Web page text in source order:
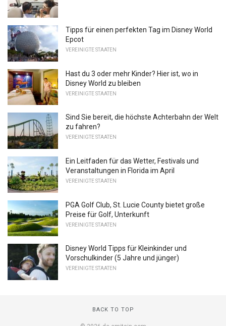
Tipps für einen perfekten Tag im Disney World
Epcot
VEREINIGTE STAATEN
Hast du 3 oder mehr Kinder? Hier ist, wo in
Disney World zu bleiben
VEREINIGTE STAATEN
Sind Sie bereit, die höchste Achterbahn der Welt
zu fahren?
VEREINIGTE STAATEN
Ein Leitfaden für das Wetter, Festivals und
Veranstaltungen in Florida im April
VEREINIGTE STAATEN
PGA Golf Club, St. Lucie County bietet große
Preise für Golf, Unterkunft
VEREINIGTE STAATEN
Disney World Tipps für Kleinkinder und
Vorschulkinder (5 Jahre und jünger)
VEREINIGTE STAATEN
BACK TO TOP